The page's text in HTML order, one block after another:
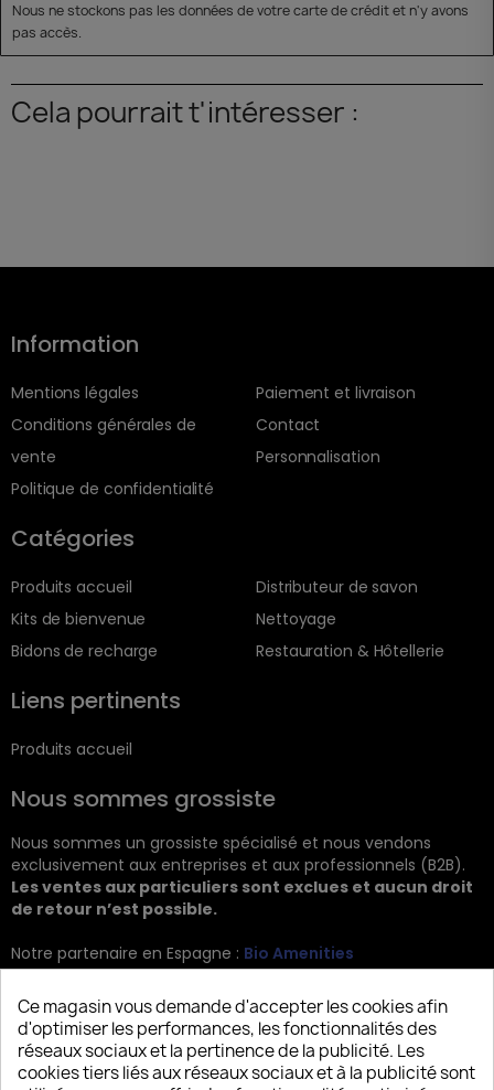
Nous ne stockons pas les données de votre carte de crédit et n'y avons
pas accès.
Cela pourrait t'intéresser :
Information
Mentions légales
Conditions générales de
vente
Politique de confidentialité
Paiement et livraison
Contact
Personnalisation
Catégories
Produits accueil
Kits de bienvenue
Bidons de recharge
Distributeur de savon
Nettoyage
Restauration & Hôtellerie
Liens pertinents
Produits accueil
Nous sommes grossiste
Nous sommes un grossiste spécialisé et nous vendons
exclusivement aux entreprises et aux professionnels (B2B).
Les ventes aux particuliers sont exclues et aucun droit
de retour n’est possible.
Notre partenaire en Espagne : Bio Amenities
Kontakt
JRG Trading GmbH
Zietenstr. 9
Ce magasin vous demande d'accepter les cookies afin
d'optimiser les performances, les fonctionnalités des
réseaux sociaux et la pertinence de la publicité. Les
cookies tiers liés aux réseaux sociaux et à la publicité sont